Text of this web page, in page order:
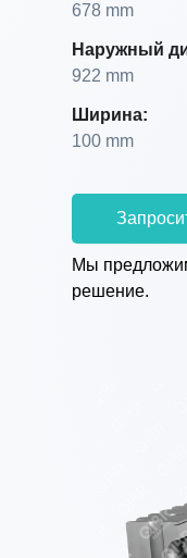
678 mm
Наружный
922 mm
Ширина:
100 mm
Мы
решение.